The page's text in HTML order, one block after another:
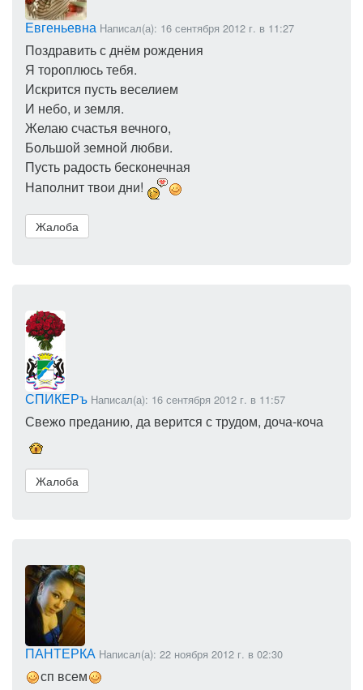
Евгеньевна Написал(а): 16 сентября 2012 г. в 11:27
Поздравить с днём рождения
Я тороплюсь тебя.
Искрится пусть веселием
И небо, и земля.
Желаю счастья вечного,
Большой земной любви.
Пусть радость бесконечная
Наполнит твои дни!
Жалоба
СПИКЕРъ Написал(а): 16 сентября 2012 г. в 11:57
Свежо преданию, да верится с трудом, доча-коча
Жалоба
ПАНТЕРКА Написал(а): 22 ноября 2012 г. в 02:30
сп всем